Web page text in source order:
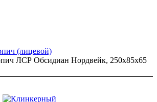
(лицевой)
ЛСР Обсидиан Нордвейк, 250x85x65